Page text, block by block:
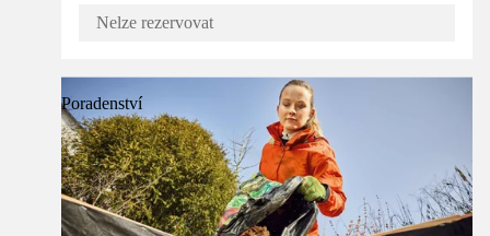
Nelze rezervovat
Poradenství